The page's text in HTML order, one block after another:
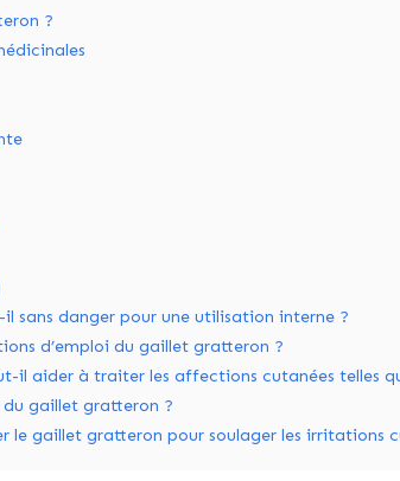
?
sans danger pour une utilisation interne ?
d’emploi du gaillet gratteron ?
il aider à traiter les affections cutanées telles
gaillet gratteron ?
le gaillet gratteron pour soulager les irritations